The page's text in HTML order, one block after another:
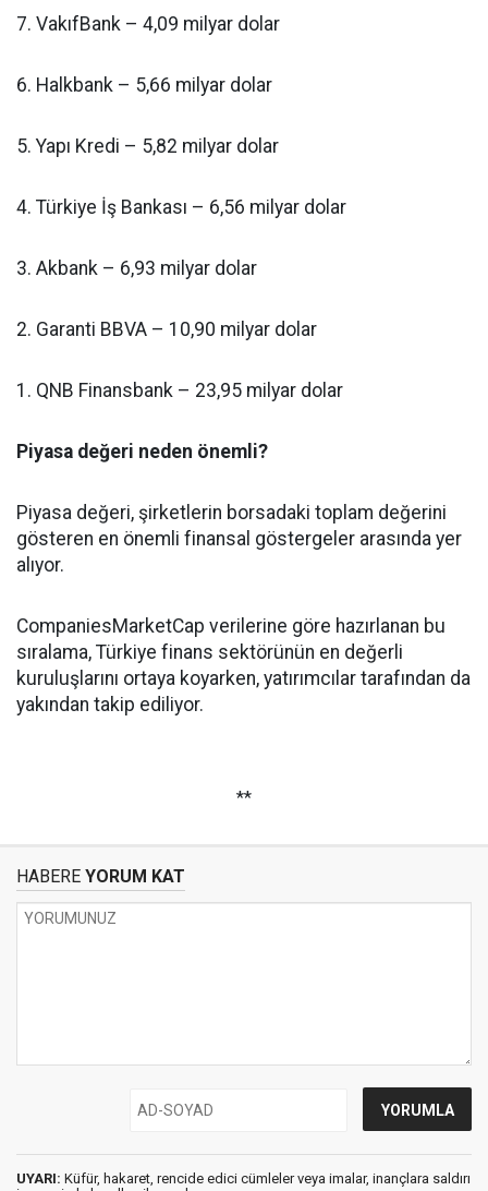
7. VakıfBank – 4,09 milyar dolar
6. Halkbank – 5,66 milyar dolar
5. Yapı Kredi – 5,82 milyar dolar
4. Türkiye İş Bankası – 6,56 milyar dolar
3. Akbank – 6,93 milyar dolar
2. Garanti BBVA – 10,90 milyar dolar
1. QNB Finansbank – 23,95 milyar dolar
Piyasa değeri neden önemli?
Piyasa değeri, şirketlerin borsadaki toplam değerini
gösteren en önemli finansal göstergeler arasında yer
alıyor.
CompaniesMarketCap verilerine göre hazırlanan bu
sıralama, Türkiye finans sektörünün en değerli
kuruluşlarını ortaya koyarken, yatırımcılar tarafından da
yakından takip ediliyor.
**
HABERE YORUM KAT
UYARI: Küfür, hakaret, rencide edici cümleler veya imalar, inançlara saldırı